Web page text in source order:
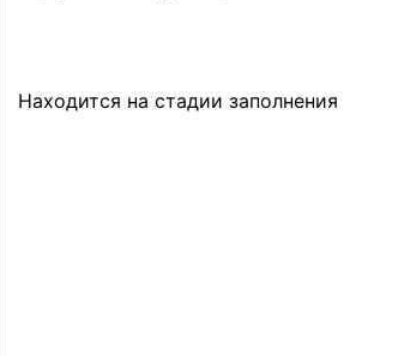
Находится на стадии заполнения